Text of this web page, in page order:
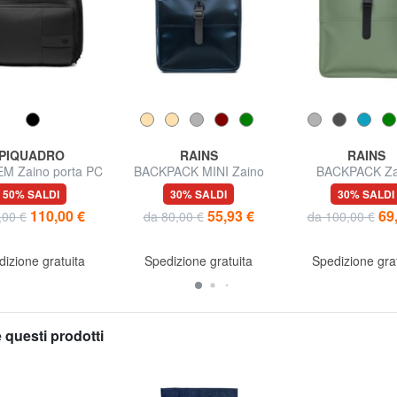
PIQUADRO
Zaino porta PC
mistopelle
50% SALDI
€ 110,00 €
gratuita
RAINS
BACKPACK MINI Zaino
impermeabile
30% SALDI
da 80,00 € 55,93 €
Spedizione gratuita
RAINS
BACKPACK
30% SALDI
da 100,00 €
Spedizione
questi prodotti